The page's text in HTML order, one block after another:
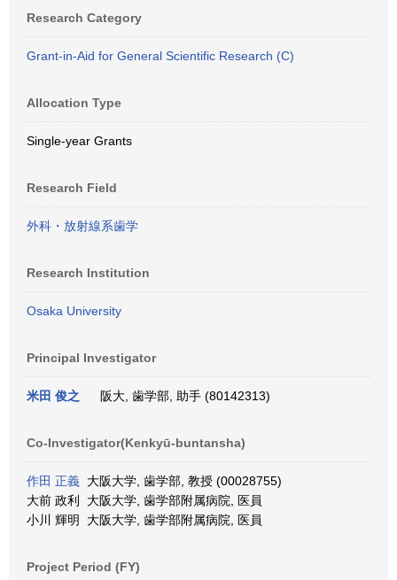
Research Category
Grant-in-Aid for General Scientific Research (C)
Allocation Type
Single-year Grants
Research Field
外科・放射線系歯学
Research Institution
Osaka University
Principal Investigator
米田 俊之 阪大, 歯学部, 助手 (80142313)
Co-Investigator(Kenkyū-buntansha)
作田 正義 大阪大学, 歯学部, 教授 (00028755)
大前 政利 大阪大学, 歯学部附属病院, 医員
小川 輝明 大阪大学, 歯学部附属病院, 医員
Project Period (FY)